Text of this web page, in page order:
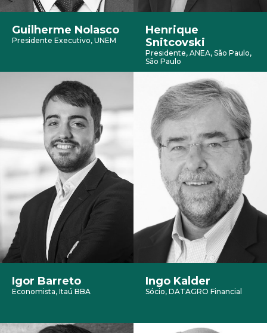
Guilherme Nolasco
Presidente Executivo, UNEM
Henrique
Snitcovski
Presidente, ANEA, São Paulo,
São Paulo
Igor Barreto
Economista, Itaú BBA
Ingo Kalder
Sócio, DATAGRO Financial